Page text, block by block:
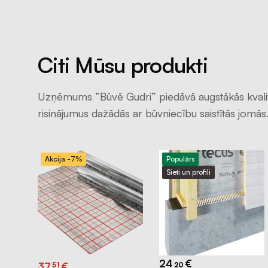
Citi Mūsu produkti
Uzņēmums ”Būvē Gudri” piedāvā augstākās
risinājumus dažādās ar būvniecību saistītās jomās.
Akcija -7%
Original
51
Current
Populārs
Sieti un profili
€
24 20